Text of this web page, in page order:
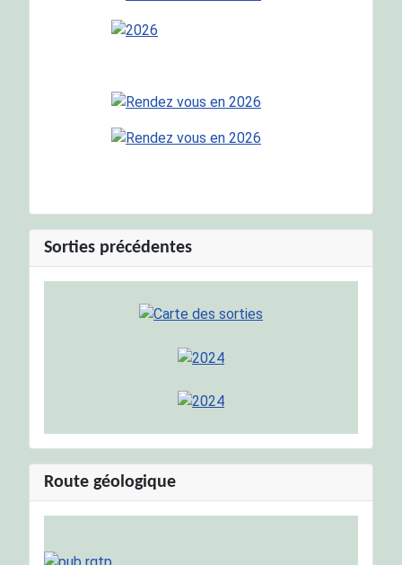
Sorties précédentes
Route géologique